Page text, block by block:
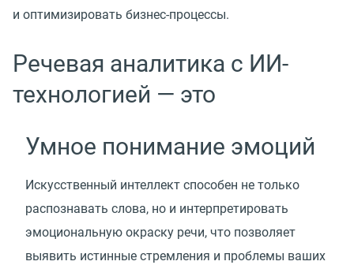
и оптимизировать бизнес-процессы.
Речевая аналитика с ИИ-
технологией — это
Умное понимание эмоций
Искусственный интеллект способен не только
распознавать слова, но и интерпретировать
эмоциональную окраску речи, что позволяет
выявить истинные стремления и проблемы ваших